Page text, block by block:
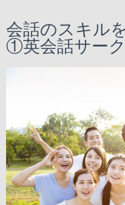
会話のスキル
①英会話サー